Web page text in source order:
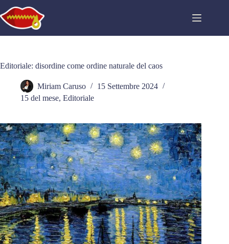
al
contenuto
Editoriale: disordine come ordine naturale del caos
Miriam Caruso
15 Settembre 2024
15 del mese, Editoriale